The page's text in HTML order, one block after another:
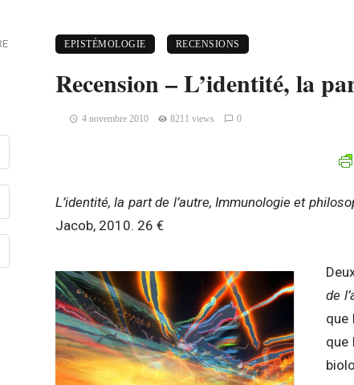
EPISTÉMOLOGIE RECENSIONS
Recension – L’identité, la
4 novembre 2010 8211 views 0
L’identité, la part de l’autre, Immunologie et
Jacob, 2010. 26 €
de
que
que